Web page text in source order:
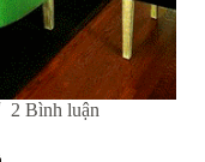
2 Bình luận